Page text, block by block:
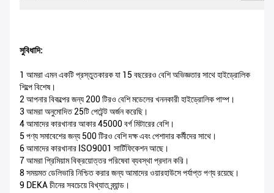
সুবিধাদি:
1 আমরা এমন একটি প্রস্তুতকারক যা 15 বছরেরও বেশি অভিজ্ঞতার সাথে হাইড্রোলিক
শিল্পে বিশেষ।
2 আপনার বিকল্পের জন্য 200 টিরও বেশি মডেলের খননকারী হাইড্রোলিক পাম্প।
3 আমরা অনুমোদিত 25টি পেটেন্ট অর্জন করেছি।
4 আমাদের কারখানার আকার 45000 বর্গ মিটারের বেশি।
5 পণ্য সমাবেশের জন্য 500 টিরও বেশি দক্ষ এবং পেশাদার কর্মীদের সাথে।
6 আমাদের কারখানার ISO9001 সার্টিফিকেশন আছে।
7 আমরা প্রিমিয়াম বিক্রয়োত্তর পরিষেবা ব্যবস্থা প্রদান করি।
8 সময়মত ডেলিভারি নিশ্চিত করার জন্য আমাদের ওয়ারহাউসে পর্যাপ্ত পণ্য রয়েছে।
9 DEKA চীনের সবচেয়ে বিখ্যাত ব্র্যান্ড।